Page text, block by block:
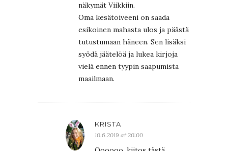
näkymät Viikkiin.
Oma kesätoiveeni on saada
esikoinen mahasta ulos ja päästä
tutustumaan häneen. Sen lisäksi
syödä jäätelöä ja lukea kirjoja
vielä ennen tyypin saapumista
maailmaan.
KRISTA
10.6.2019 at 20:00